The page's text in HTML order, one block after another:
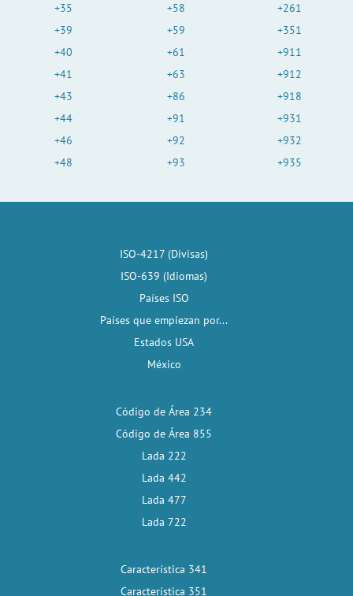
+35
+39
+40
+41
+43
+44
+46
+48
+58
+59
+61
+63
+86
+91
+92
+93
+261
+351
+911
+912
+918
+931
+932
+935
ISO-4217 (Divisas)
ISO-639 (Idiomas)
Países ISO
Países que empiezan por...
Estados USA
México
Código de Área 234
Código de Área 855
Lada 222
Lada 442
Lada 477
Lada 722
Característica 341
Característica 351